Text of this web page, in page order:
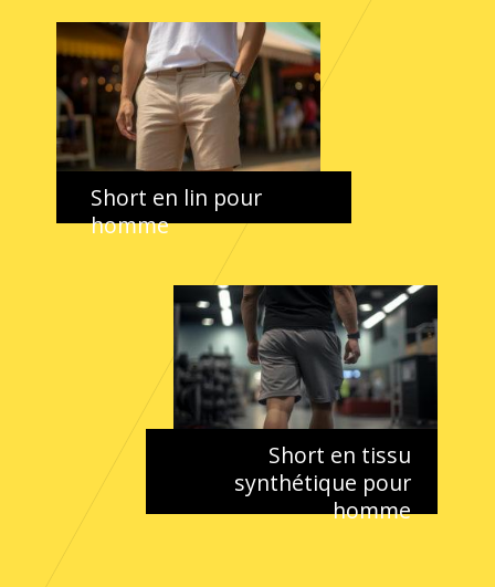
Short en lin pour
homme
Short en tissu
synthétique pour
homme